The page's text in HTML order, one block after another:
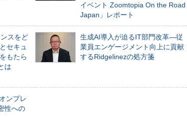
イベント Zoomtopia On the Road
Japan」レポート
スをど
セキュ
もたら
は
生成AI導入が迫るIT部門改革―従
業員エンゲージメント向上に貢献
するRidgelinezの処方箋
ンプレ
性への